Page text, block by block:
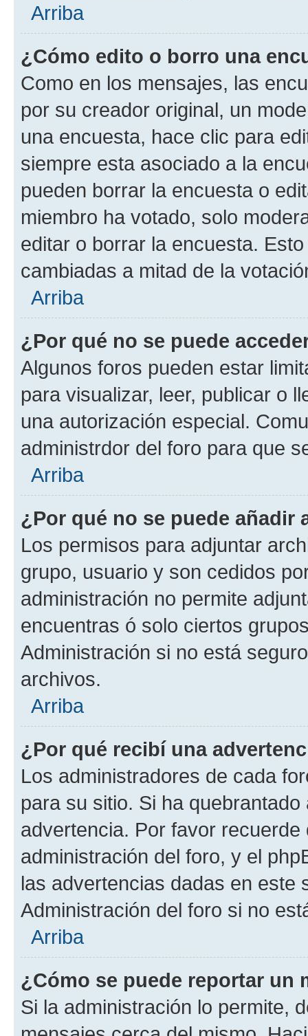
Arriba
¿Cómo edito o borro una
Como en los mensajes, las
por su creador original, un
una encuesta, hace clic para
siempre esta asociado a la
pueden borrar la encuesta o
miembro ha votado, solo
editar o borrar la encuesta.
cambiadas a mitad de la
Arriba
¿Por qué no se puede
Algunos foros pueden estar
para visualizar, leer, publicar o
una autorización especial.
administrdor del foro para que
Arriba
¿Por qué no se puede añadir
Los permisos para adjuntar
grupo, usuario y son cedidos
administración no permite
encuentras ó solo ciertos
Administración si no está
archivos.
Arriba
¿Por qué recibí una
Los administradores de cada
para su sitio. Si ha
advertencia. Por favor
administración del foro, y el
las advertencias dadas en este
Administración del foro si no
Arriba
¿Cómo se puede reportar un
Si la administración lo permite,